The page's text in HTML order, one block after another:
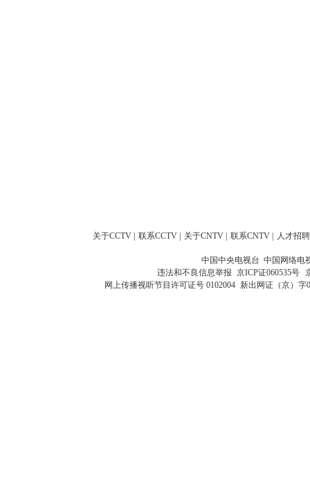
关于CCTV 联系CCTV 关于CNTV 联系CNTV 人才招聘
中国中央电视台 中国网络电
违法和不良信息举报 京ICP证060535号
网上传播视听节目许可证号 0102004 新出网证（京）